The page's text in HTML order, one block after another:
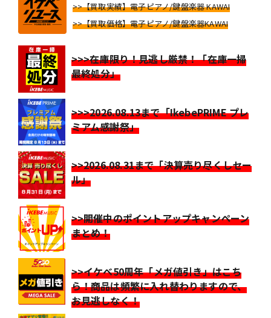
>>【買取実績】電子ピアノ/鍵盤楽器 KAWAI
>>【買取価格】電子ピアノ/鍵盤楽器KAWAI
>>>在庫限り！見逃し厳禁！「在庫一掃
最終処分」
>>>2026.08.13まで「IkebePRIME プレ
ミアム感謝祭」
>>2026.08.31まで「決算売り尽くしセー
ル」
>>開催中のポイントアップキャンペーン
まとめ！
>>イケベ50周年「メガ値引き」はこち
ら！商品は頻繁に入れ替わりますので、
お見逃しなく！